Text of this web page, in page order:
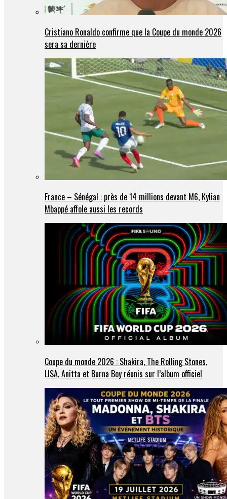
Cristiano Ronaldo confirme que la Coupe du monde 2026
sera sa dernière
France – Sénégal : près de 14 millions devant M6, Kylian
Mbappé affole aussi les records
Coupe du monde 2026 : Shakira, The Rolling Stones,
LISA, Anitta et Burna Boy réunis sur l’album officiel